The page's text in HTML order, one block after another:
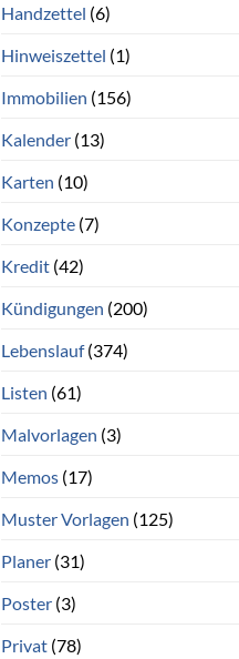
Handzettel (6)
Hinweiszettel (1)
Immobilien (156)
Kalender(13)
Karten (10)
Konzepte(7)
Kredit(42)
Kündigungen (200)
Lebenslauf(374)
Listen (61)
Malvorlagen (3)
Memos(17)
Muster Vorlagen (125)
Planer(31)
Poster(3)
Privat(78)